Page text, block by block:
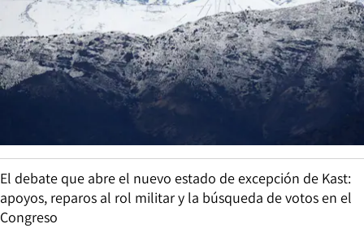
El debate que abre el nuevo estado de excepción de Kast:
apoyos, reparos al rol militar y la búsqueda de votos en el
Congreso